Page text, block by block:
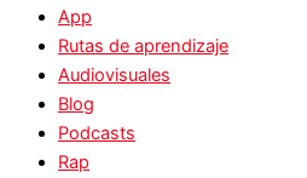
App
Rutas de aprendizaje
Audiovisuales
Blog
Podcasts
Rap